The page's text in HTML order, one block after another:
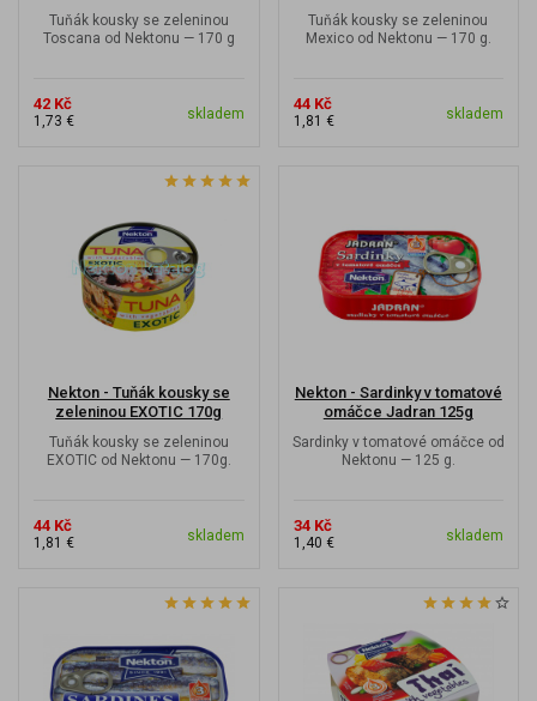
Tuňák kousky se zeleninou
Toscana od Nektonu — 170 g
42 Kč
1,73 € skladem
Tuňák kousky se zeleninou
Mexico od Nektonu — 170 g.
44 Kč
1,81 € skladem
Nekton - Tuňák kousky se
zeleninou EXOTIC 170g
Tuňák kousky se zeleninou
EXOTIC od Nektonu — 170g.
44 Kč
1,81 € skladem
Nekton - Sardinky v tomatové
omáčce Jadran 125g
Sardinky v tomatové omáčce od
Nektonu — 125 g.
34 Kč
1,40 € skladem